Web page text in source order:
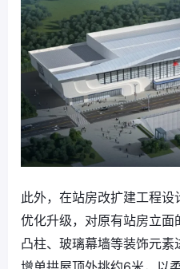
此外，在站房改扩建工程
优化升级，对原有站房立
凸柱、玻璃幕墙等装饰元